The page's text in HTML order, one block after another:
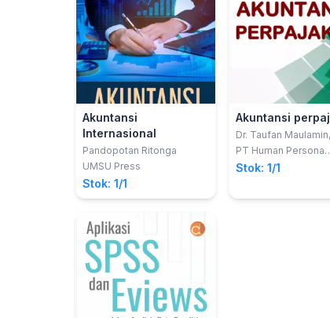
Akuntansi
Internasional
Pandopotan Ritonga
UMSU Press
Stok: 1/1
Akuntansi
Dr. Taufan
Ak., M.M. dan
PT Human Persona
Indonesia
Stok: 1/1